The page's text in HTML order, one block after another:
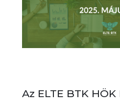
Az ELTE BTK